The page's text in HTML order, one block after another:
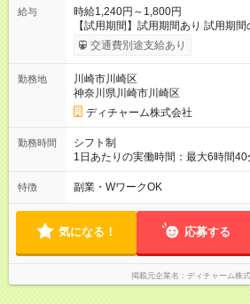
給与
時給1,240円～1,800円
【試用期間】試用期間あり 試用期
給与は本採用時と同じです。
交通費別途支給あり
勤務地
川崎市川崎区
神奈川県川崎市川崎区
ディチャーム株式会社
勤務時間
シフト制
1日あたりの実働時間：最大6時間
方 （シフト例） 9:00～16:40（休憩1時間含む） ご希望に合わせ
て勤務終了時間はご相談可能です ※
特徴 副業・WワークOK
気になる！ 応募する
掲載元企業名 ディチャーム株